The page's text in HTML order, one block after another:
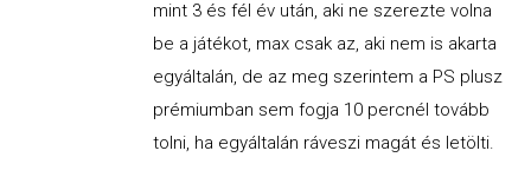
mint 3 és fél év után, aki ne szerezte volna
be a játékot, max csak az, aki nem is akarta
egyáltalán, de az meg szerintem a PS plusz
prémiumban sem fogja 10 percnél tovább
tolni, ha egyáltalán ráveszi magát és letölti.